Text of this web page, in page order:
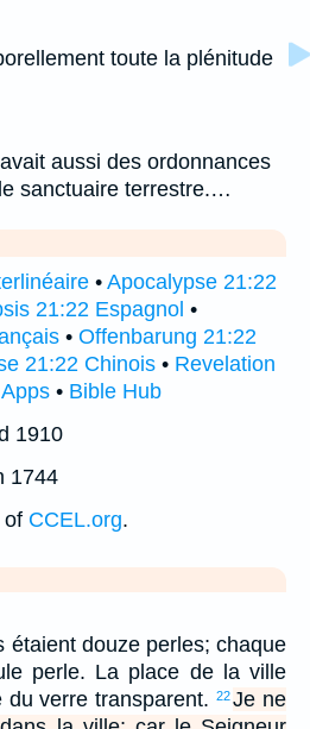
toute la plénitude
aussi des ordonnances
sanctuaire terrestre.…
• Apocalypse 21:22
21:22 Espagnol •
• Offenbarung 21:22
21:22 Chinois • Revelation
• Bible Hub
1910
1744
of CCEL.org.
étaient douze perles; chaque
perle. La place de la ville
du verre transparent.
22Je ne